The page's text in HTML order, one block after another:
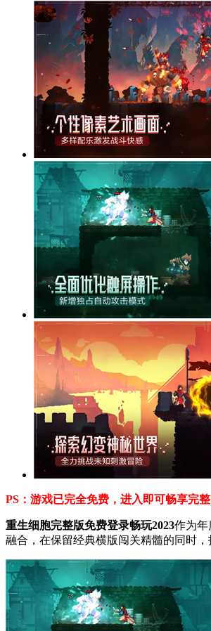
PS：游戏已完全免费，进入即可畅享完整
重生细胞完整版免费登录畅玩2023作为年
融合，在保留经典横版闯关精髓的同时